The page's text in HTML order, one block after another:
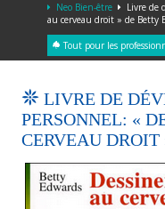
Neo Bien-être
Livre de
au cerveau droit » de Betty
Tout pour les
LIVRE DE
PERSONNEL: «
CERVEAU